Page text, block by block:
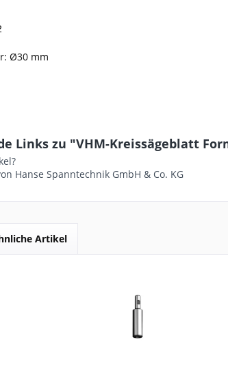
Ø30 mm
Links zu "VHM-Kreissägeblatt
Hanse Spanntechnik GmbH & Co. KG
Artikel